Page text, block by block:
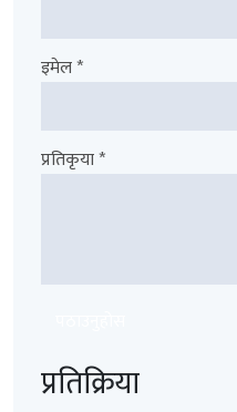
इमेल *
प्रतिकृया *
प्रतिक्रिया